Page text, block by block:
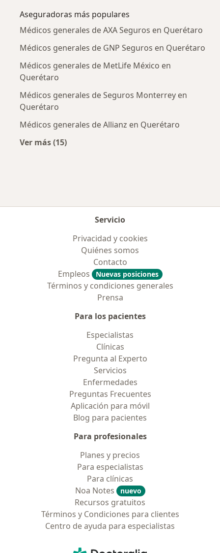
Aseguradoras más populares
Médicos generales de AXA Seguros en Querétaro
Médicos generales de GNP Seguros en Querétaro
Médicos generales de MetLife México en
Querétaro
Médicos generales de Seguros Monterrey en
Querétaro
Médicos generales de Allianz en Querétaro
Ver más (15)
Servicio
Privacidad y cookies
Quiénes somos
Contacto
Empleos
Nuevas posiciones
Términos y condiciones generales
Prensa
Para los pacientes
Especialistas
Clínicas
Pregunta al Experto
Servicios
Enfermedades
Preguntas Frecuentes
Aplicación para móvil
Blog para pacientes
Para profesionales
Planes y precios
Para especialistas
Para clínicas
Noa Notes
nuevo
Recursos gratuitos
Términos y Condiciones para clientes
Centro de ayuda para especialistas
Doctoralia - Página de inicio